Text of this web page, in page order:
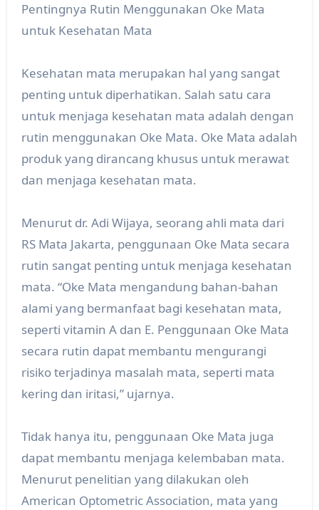
Pentingnya Rutin Menggunakan Oke Mata
untuk Kesehatan Mata
Kesehatan mata merupakan hal yang sangat
penting untuk diperhatikan. Salah satu cara
untuk menjaga kesehatan mata adalah dengan
rutin menggunakan Oke Mata. Oke Mata adalah
produk yang dirancang khusus untuk merawat
dan menjaga kesehatan mata.
Menurut dr. Adi Wijaya, seorang ahli mata dari
RS Mata Jakarta, penggunaan Oke Mata secara
rutin sangat penting untuk menjaga kesehatan
mata. “Oke Mata mengandung bahan-bahan
alami yang bermanfaat bagi kesehatan mata,
seperti vitamin A dan E. Penggunaan Oke Mata
secara rutin dapat membantu mengurangi
risiko terjadinya masalah mata, seperti mata
kering dan iritasi,” ujarnya.
Tidak hanya itu, penggunaan Oke Mata juga
dapat membantu menjaga kelembaban mata.
Menurut penelitian yang dilakukan oleh
American Optometric Association, mata yang